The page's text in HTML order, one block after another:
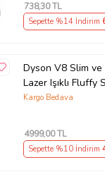
738,30 TL
Sepette %14 İndirim
Dyson V8 Slim
Lazer Işıklı Fluffy
972522-02
Kargo Bedava
4999,00 TL
Sepette %10 İndirim